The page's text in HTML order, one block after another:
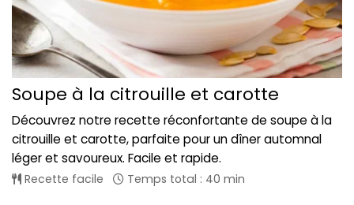
Soupe à la citrouille et carotte
Découvrez notre recette réconfortante de soupe à la
citrouille et carotte, parfaite pour un dîner automnal
léger et savoureux. Facile et rapide.
Recette facile Temps total : 40 min